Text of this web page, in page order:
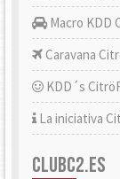
Macro KDD
Caravana
KDD´s
La iniciativa
CLUBC2.ES